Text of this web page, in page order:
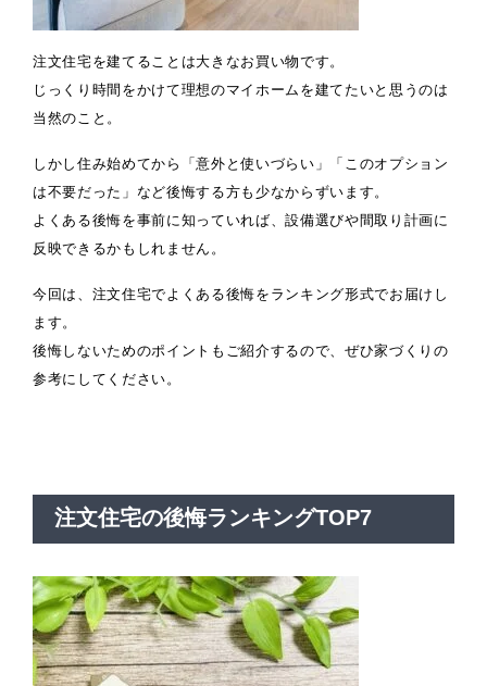
注文住宅を建てることは大きなお買い物です。
じっくり時間をかけて理想のマイホームを建てたいと思うのは
当然のこと。
しかし住み始めてから「意外と使いづらい」「このオプション
は不要だった」など後悔する方も少なからずいます。
よくある後悔を事前に知っていれば、設備選びや間取り計画に
反映できるかもしれません。
今回は、注文住宅でよくある後悔をランキング形式でお届けし
ます。
後悔しないためのポイントもご紹介するので、ぜひ家づくりの
参考にしてください。
注文住宅の後悔ランキングTOP7